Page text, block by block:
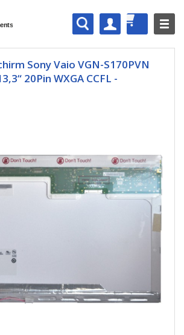
Sony Vaio VGN-S170PVN
20Pin WXGA CCFL -